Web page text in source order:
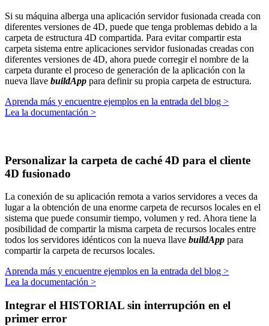
Si su máquina alberga una aplicación servidor fusionada creada con
diferentes versiones de 4D, puede que tenga problemas debido a la
carpeta de estructura 4D compartida. Para evitar compartir esta
carpeta sistema entre aplicaciones servidor fusionadas creadas con
diferentes versiones de 4D, ahora puede corregir el nombre de la
carpeta durante el proceso de generación de la aplicación con la
nueva llave buildApp para definir su propia carpeta de estructura.
Aprenda más y encuentre ejemplos en la entrada del blog >
Lea la documentación >
Personalizar la carpeta de caché 4D para el cliente
4D fusionado
La conexión de su aplicación remota a varios servidores a veces da
lugar a la obtención de una enorme carpeta de recursos locales en el
sistema que puede consumir tiempo, volumen y red. Ahora tiene la
posibilidad de compartir la misma carpeta de recursos locales entre
todos los servidores idénticos con la nueva llave buildApp para
compartir la carpeta de recursos locales.
Aprenda más y encuentre ejemplos en la entrada del blog >
Lea la documentación >
Integrar el HISTORIAL sin interrupción en el
primer error